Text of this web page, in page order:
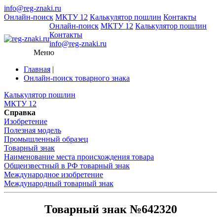
info@reg-znaki.ru
Онлайн-поиск МКТУ 12 Калькулятор пошлин Контакты
Онлайн-поиск МКТУ 12 Калькулятор пошлин
Контакты
info@reg-znaki.ru
Меню
Главная |
Онлайн-поиск товарного знака
Калькулятор пошлин
МКТУ 12
Справка
Изобретение
Полезная модель
Промышленный образец
Товарный знак
Наименование места происхождения товара
Общеизвестный в РФ товарный знак
Международное изобретение
Международный товарный знак
Товарный знак №642320